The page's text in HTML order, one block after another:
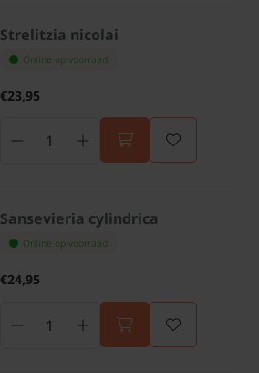
Strelitzia nicolai
Online op voorraad
€23,95
Sansevieria cylindrica
Online op voorraad
€24,95